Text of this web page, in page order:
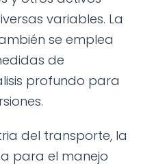
variables. La
se emplea
de
profundo para
del transporte, la
para el manejo